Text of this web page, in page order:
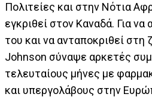
Πολιτείες και στην Νότια
εγκριθεί στον Καναδά. Για
του και να ανταποκριθεί στη
Johnson σύναψε αρκετές
τελευταίους μήνες με
και υπεργολάβους στην